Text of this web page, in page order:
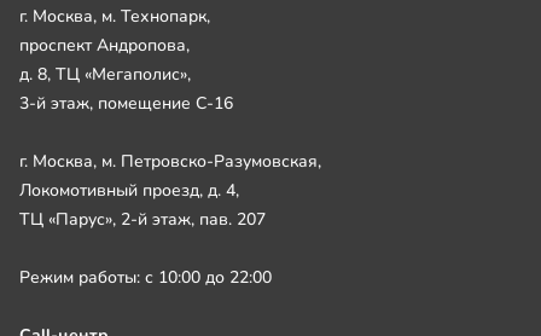
г. Москва, м. Технопарк,
проспект Андропова,
д. 8, ТЦ «Мегаполис»,
3-й этаж, помещение С-16
г. Москва, м. Петровско-Разумовская,
Локомотивный проезд, д. 4,
ТЦ «Парус», 2-й этаж, пав. 207
Режим работы: с 10:00 до 22:00